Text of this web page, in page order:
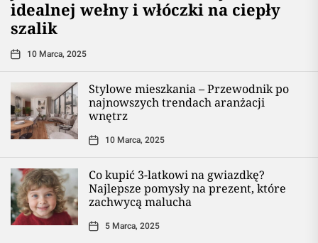
idealnej wełny i włóczki na ciepły
szalik
10 Marca, 2025
Stylowe mieszkania – Przewodnik po
najnowszych trendach aranżacji
wnętrz
10 Marca, 2025
Co kupić 3-latkowi na gwiazdkę?
Najlepsze pomysły na prezent, które
zachwycą malucha
5 Marca, 2025